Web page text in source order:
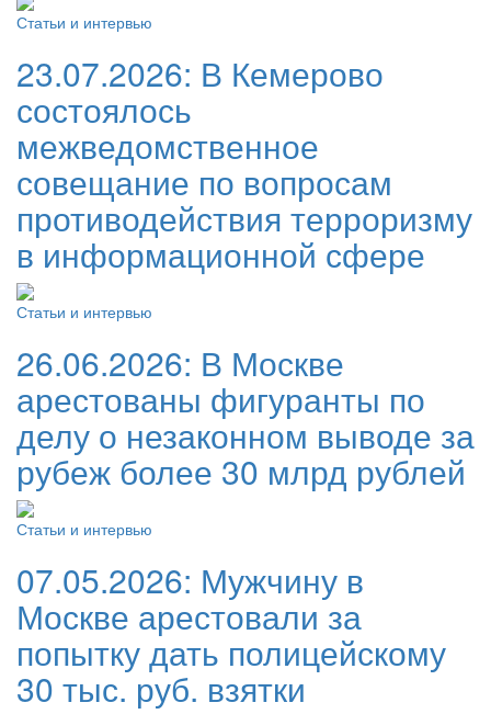
Статьи и интервью
23.07.2026: В Кемерово
состоялось
межведомственное
совещание по вопросам
противодействия терроризму
в информационной сфере
Статьи и интервью
26.06.2026: В Москве
арестованы фигуранты по
делу о незаконном выводе за
рубеж более 30 млрд рублей
Статьи и интервью
07.05.2026: Мужчину в
Москве арестовали за
попытку дать полицейскому
30 тыс. руб. взятки